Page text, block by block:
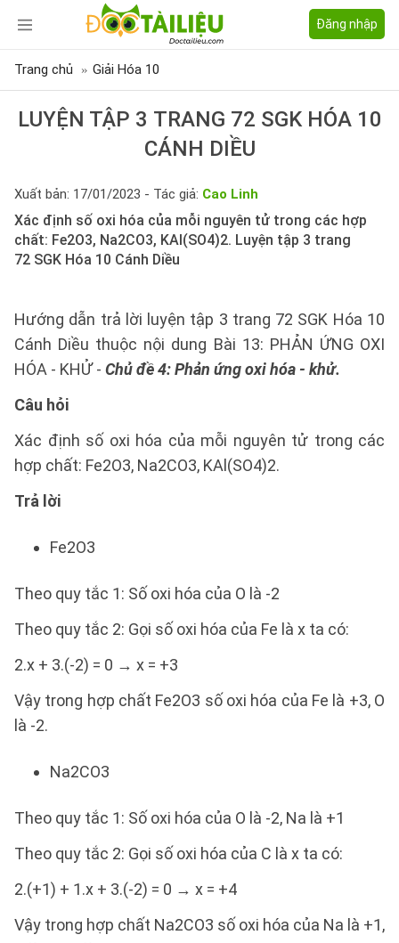
Đăng nhập
Trang chủ Giải Hóa 10
LUYỆN TẬP 3 TRANG 72 SGK HÓA 10
CÁNH DIỀU
Xuất bản: 17/01/2023 - Tác giả: Cao Linh
Xác định số oxi hóa của mỗi nguyên tử trong các hợp
chất: Fe2O3, Na2CO3, KAl(SO4)2. Luyện tập 3 trang
72 SGK Hóa 10 Cánh Diều
Hướng dẫn trả lời luyện tập 3 trang 72 SGK Hóa 10
Cánh Diều thuộc nội dung Bài 13: PHẢN ỨNG OXI
HÓA - KHỬ - Chủ đề 4: Phản ứng oxi hóa - khử.
Câu hỏi
Xác định số oxi hóa của mỗi nguyên tử trong các
hợp chất: Fe2O3, Na2CO3, KAl(SO4)2.
Trả lời
Fe2O3
Theo quy tắc 1: Số oxi hóa của O là -2
Theo quy tắc 2: Gọi số oxi hóa của Fe là x ta có:
2.x + 3.(-2) = 0 → x = +3
Vậy trong hợp chất Fe2O3 số oxi hóa của Fe là +3, O
là -2.
Na2CO3
Theo quy tắc 1: Số oxi hóa của O là -2, Na là +1
Theo quy tắc 2: Gọi số oxi hóa của C là x ta có:
2.(+1) + 1.x + 3.(-2) = 0 → x = +4
Vậy trong hợp chất Na2CO3 số oxi hóa của Na là +1,